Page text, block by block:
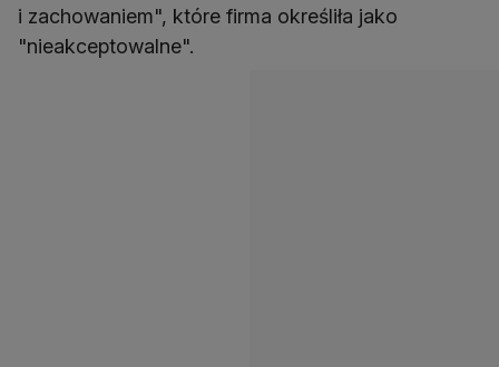
i zachowaniem", które firma określiła jako
"nieakceptowalne".